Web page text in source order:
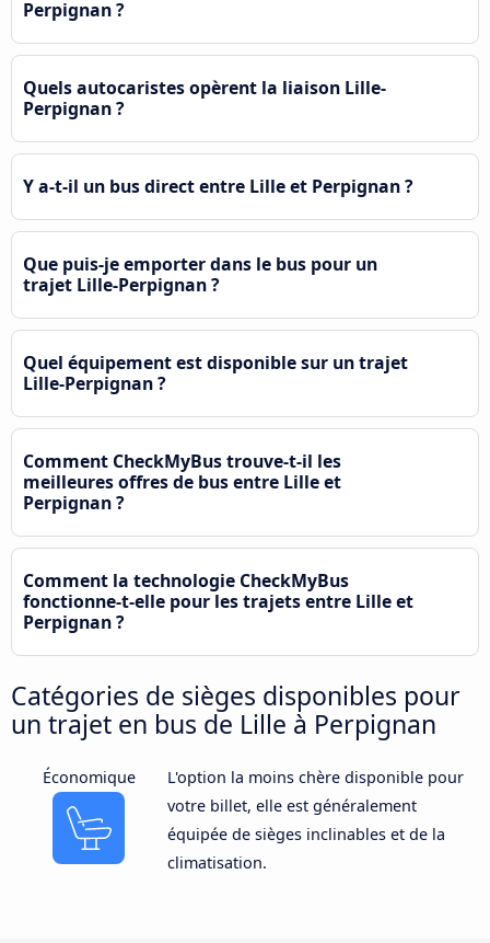
Perpignan ?
Quels autocaristes opèrent la liaison Lille-
Perpignan ?
Y a-t-il un bus direct entre Lille et Perpignan ?
Que puis-je emporter dans le bus pour un
trajet Lille-Perpignan ?
Quel équipement est disponible sur un trajet
Lille-Perpignan ?
Comment CheckMyBus trouve-t-il les
meilleures offres de bus entre Lille et
Perpignan ?
Comment la technologie CheckMyBus
fonctionne-t-elle pour les trajets entre Lille et
Perpignan ?
Catégories de sièges disponibles pour
un trajet en bus de Lille à Perpignan
Économique
L'option la moins chère disponible pour
votre billet, elle est généralement
équipée de sièges inclinables et de la
climatisation.